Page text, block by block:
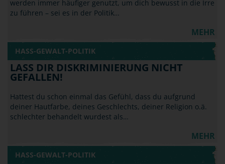
werden immer häufiger genutzt, um dich bewusst in die Irre
zu führen – sei es in der Politik…
MEHR
HASS-GEWALT-POLITIK
LASS DIR DISKRIMINIERUNG NICHT
GEFALLEN!
Hattest du schon einmal das Gefühl, dass du aufgrund
deiner Hautfarbe, deines Geschlechts, deiner Religion o.ä.
schlechter behandelt wurdest als…
MEHR
HASS-GEWALT-POLITIK